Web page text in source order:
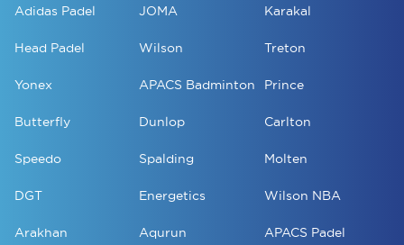
Adidas Padel JOMA Karakal
Head Padel Wilson Treton
Yonex APACS Badminton Prince
Butterfly Dunlop Carlton
Speedo Spalding Molten
DGT Energetics Wilson NBA
Arakhan Aqurun APACS Padel